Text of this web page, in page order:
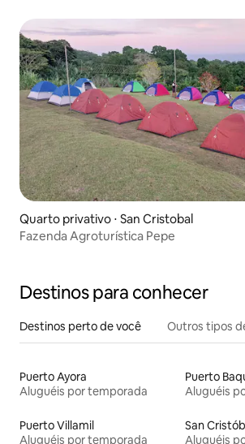
Quarto privativo ⋅ San Cristobal
Fazenda Agroturística Pepe
Destinos para conhecer
Destinos perto de você Outros tipos
Puerto Ayora
Aluguéis por temporada
Puerto
Aluguéis
Puerto Villamil
Aluguéis por temporada
San
Aluguéis